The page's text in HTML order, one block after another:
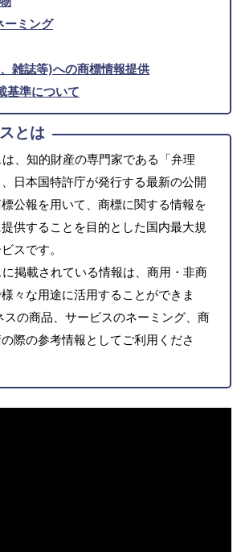
ーミング
雑誌等)への商標情報提供
基準について
とは
、知的財産の専門家である「弁理
日本国特許庁が発行する最新の公開
公報を用いて、商標に関する情報を
供することを目的とした国内最大規
スです。
掲載されている情報は、商用・非商
々な用途に活用することができま
スの商品、サービスのネーミング、商
際の参考情報としてご利用くださ